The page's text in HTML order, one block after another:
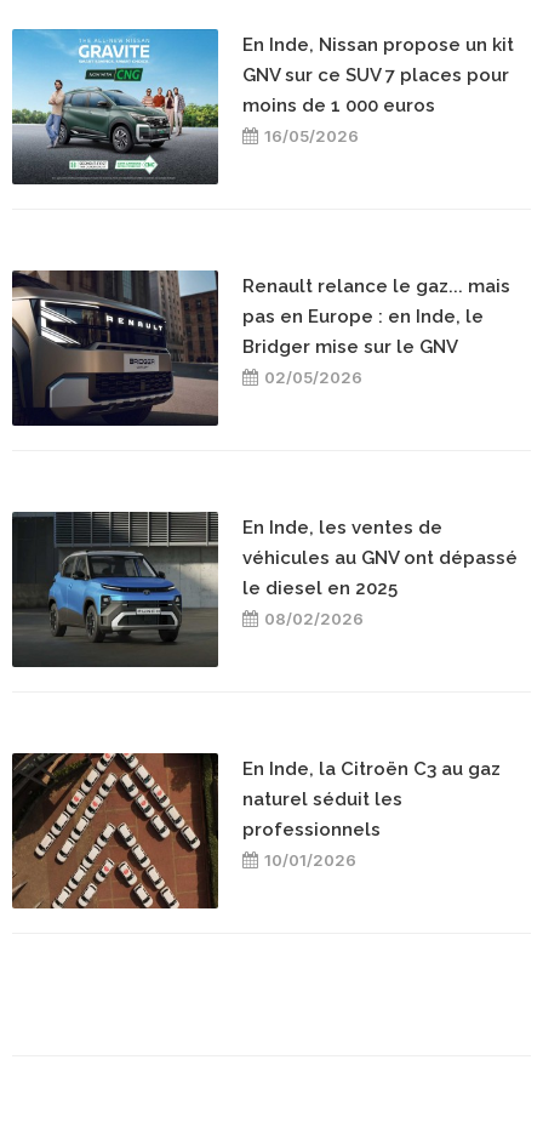
En Inde, Nissan propose un kit
GNV sur ce SUV 7 places pour
moins de 1 000 euros
16/05/2026
Renault relance le gaz... mais
pas en Europe : en Inde, le
Bridger mise sur le GNV
02/05/2026
En Inde, les ventes de
véhicules au GNV ont dépassé
le diesel en 2025
08/02/2026
En Inde, la Citroën C3 au gaz
naturel séduit les
professionnels
10/01/2026